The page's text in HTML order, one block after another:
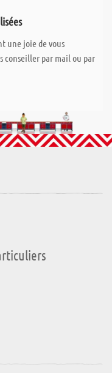
une joie de vous
conseiller par mail ou par